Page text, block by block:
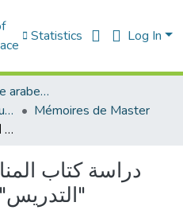
Statistics Log In
Faculté de littérature arabe et des arts
Département d'étude linguistique
Mémoires de Master
دراسة كتاب المناهج الحديثة وطرائق التدريس"لمحسن علي عطية"
دراسة كتاب
التدريس"لمحسن علي عطية"